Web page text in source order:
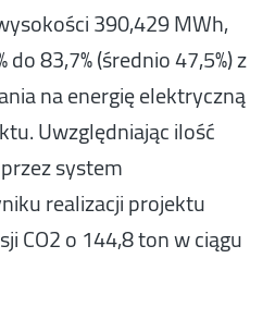
390,429 MWh,
83,7% (średnio 47,5%) z
na energię elektryczną
Uwzględniając ilość
system
realizacji projektu
CO2 o 144,8 ton w ciągu